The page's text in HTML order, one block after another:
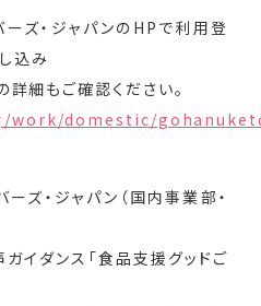
ズ・ジャパンのHPで利用登
込み
細もご確認ください。
work/domestic/
ズ・ジャパン（国内事業部・
ダンス「食品支援グッドご